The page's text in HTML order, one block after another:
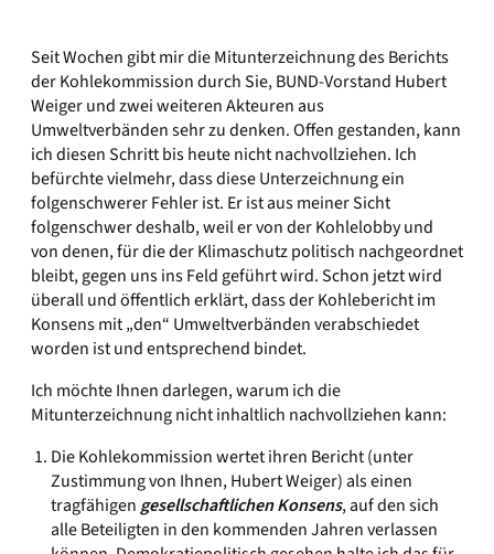
Seit Wochen gibt mir die Mitunterzeichnung des Berichts
der Kohlekommission durch Sie, BUND-Vorstand Hubert
Weiger und zwei weiteren Akteuren aus
Umweltverbänden sehr zu denken. Offen gestanden, kann
ich diesen Schritt bis heute nicht nachvollziehen. Ich
befürchte vielmehr, dass diese Unterzeichnung ein
folgenschwerer Fehler ist. Er ist aus meiner Sicht
folgenschwer deshalb, weil er von der Kohlelobby und
von denen, für die der Klimaschutz politisch nachgeordnet
bleibt, gegen uns ins Feld geführt wird. Schon jetzt wird
überall und öffentlich erklärt, dass der Kohlebericht im
Konsens mit „den“ Umweltverbänden verabschiedet
worden ist und entsprechend bindet.
Ich möchte Ihnen darlegen, warum ich die
Mitunterzeichnung nicht inhaltlich nachvollziehen kann:
Die Kohlekommission wertet ihren Bericht (unter
Zustimmung von Ihnen, Hubert Weiger) als einen
tragfähigengesellschaftlichen Konsens, auf den sich
alle Beteiligten in den kommenden Jahren verlassen